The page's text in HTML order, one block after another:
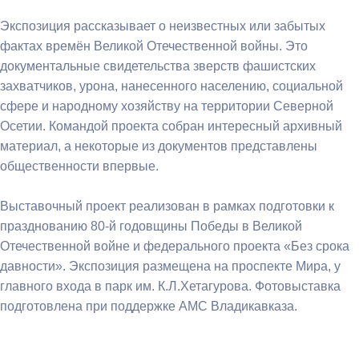
Экспозиция рассказывает о неизвестных или забытых
фактах времён Великой Отечественной войны. Это
документальные свидетельства зверств фашистских
захватчиков, урона, нанесенного населению, социальной
сфере и народному хозяйству на территории Северной
Осетии. Командой проекта собран интересный архивный
материал, а некоторые из документов представлены
общественности впервые.
Выставочный проект реализован в рамках подготовки к
празднованию 80-й годовщины Победы в Великой
Отечественной войне и федерального проекта «Без срока
давности». Экспозиция размещена на проспекте Мира, у
главного входа в парк им. К.Л.Хетагурова. Фотовыставка
подготовлена при поддержке АМС Владикавказа.